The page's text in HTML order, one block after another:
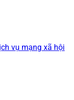
vụ mạng xã hội